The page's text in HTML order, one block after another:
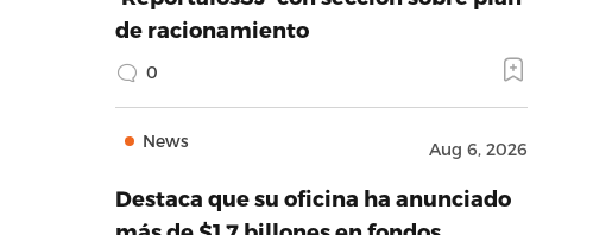
de racionamiento
0
News Aug 6, 2026
Destaca que su oficina ha anunciado